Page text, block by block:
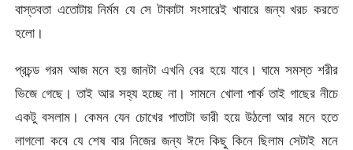
বাস্তবতা এতোটায় নির্মম যে সে টাকাটা সংসারেই খাবারে জন্য খরচ করতে
হলো।
প্রচন্ড গরম আজ মনে হয় জানটা এখনি বের হয়ে যাবে। ঘামে সমস্ত শরীর
ভিজে গেছে। তাই আর সহ্য হচ্ছে না। সামনে খোলা পার্ক তাই গাছের নীচে
একটু বসলাম। কেমন যেন চোখের পাতাটা ভারী হয়ে উঠলো আর মনে হতে
লাগলো কবে যে শেষ বার নিজের জন্য ঈদে কিছু কিনে ছিলাম সেটাই মনে